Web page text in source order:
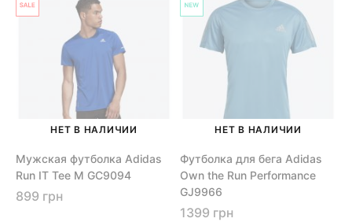
НЕТ В НАЛИЧИИ
Мужская футболка Adidas
Run IT Tee M GC9094
899 грн
НЕТ В НАЛИЧИИ
Футболка для бега Adidas
Own the Run Performance
GJ9966
1399 грн